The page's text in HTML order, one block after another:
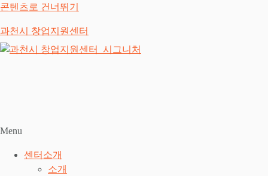
콘텐츠로 건너뛰기
과천시 창업지원센터
Menu
센터소개
소개